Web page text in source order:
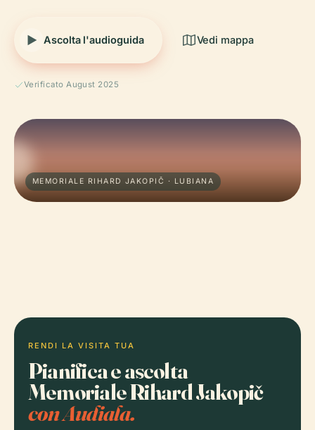
Ascolta l'audioguida Vedi mappa
Verificato August 2025
MEMORIALE RIHARD JAKOPIČ · LUBIANA
RENDI LA VISITA TUA
Pianifica e ascolta
Memoriale Rihard Jakopič
con Audiala.